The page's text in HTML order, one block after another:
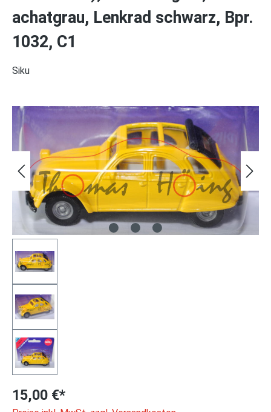
achatgrau, Lenkrad schwarz, Bpr.
1032, C1
Siku
Bildergalerie überspringen
15,00 €*